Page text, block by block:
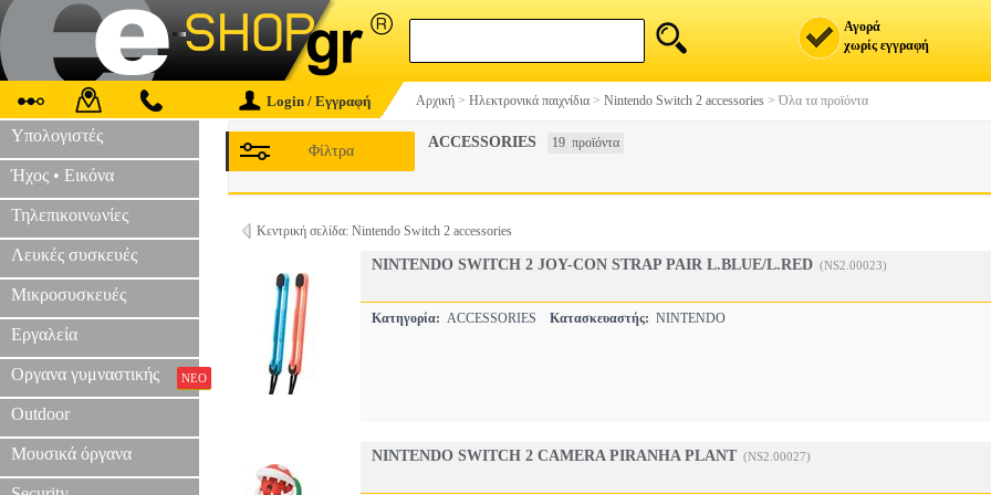
Αγορά
χωρίς εγγραφή
Login / Εγγραφή Αρχική > Ηλεκτρονικά παιχνίδια > Nintendo Switch 2 accessories >Όλα τα προϊόντα
Υπολογιστές
Ήχος • Εικόνα
Τηλεπικοινωνίες
Λευκές συσκευές
Μικροσυσκευές
Εργαλεία
Οργανα γυμναστικής ΝΕΟ
Outdoor
Μουσικά όργανα
ACCESSORIES 19 προϊόντα
Φίλτρα
Κεντρική σελίδα: Nintendo Switch 2 accessories
NINTENDO SWITCH 2 JOY-CON STRAP PAIR L.BLUE/L.RED (NS2.00023)
Κατηγορία: ACCESSORIES Κατασκευαστής: NINTENDO
NINTENDO SWITCH 2 CAMERA PIRANHA PLANT (NS2.00027)